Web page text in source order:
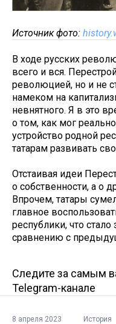
Источник фото:
В ходе русских
всего и вся.
революцией, но и не
намеком на
невнятного. Я в это
о том, как мог
устройство родной
татарам развивать
Отстаивая идеи
о собственности, а о
Впрочем, татары
главное
республики, что
сравнению с
Следите за самым
Telegram-канале
8 апреля 2023 История